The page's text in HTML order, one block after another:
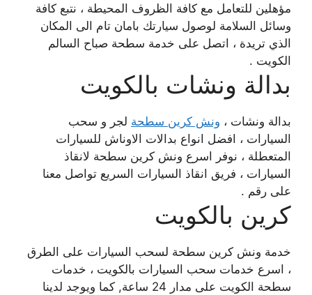
مؤهلين للتعامل مع كافة الظروف المحيطة ، نتبع كافة
وسائل السلامة لوصول سيارتك بامان تام الى المكان
الذي تريدة ، اتصل على خدمة سطحة صباح السالم
الكويت .
بدالة ونشات بالكويت
بدالة ونشات ، ونش كرين سطحة لجر و سحب
السيارات ، افضل انواع بدالات الاوناش للسيارات
المتعطلة ، نوفر اسرع ونش كرين سطحة لانقاذ
السيارات ، فريق انقاذ السيارات السريع تواصل معنا
على رقم .
كرين بالكويت
خدمة ونش كرين سطحة لسحب السيارات على الطرق
، اسرع خدمات سحب السيارات بالكويت ، خدمات
سطحة الكويت على مدار 24 ساعة, كما ويوجد لدينا